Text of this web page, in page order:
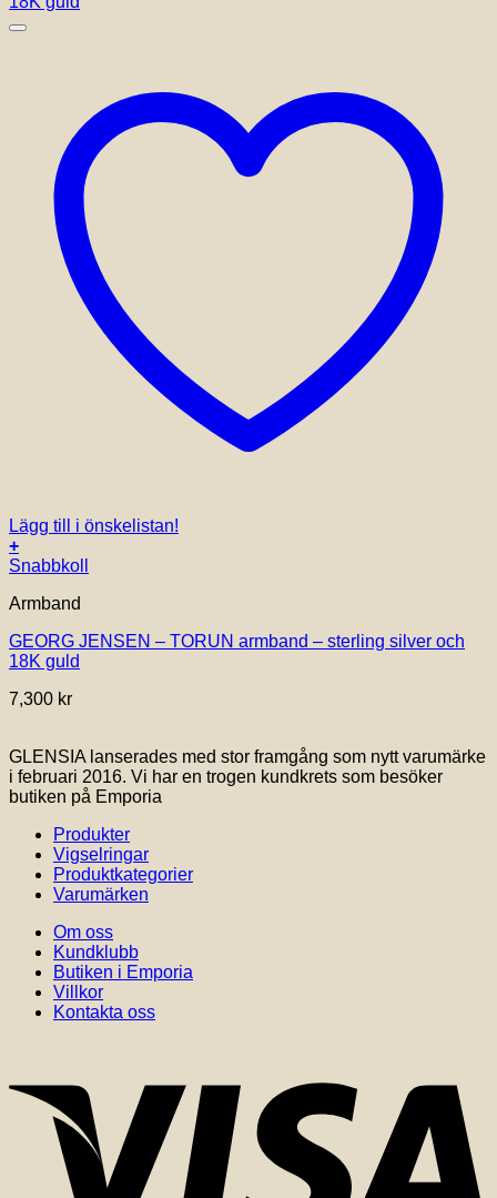
Lägg till i önskelistan!
+
Den
produkten
flera
varianter.
olika
väljas
på
produktsidan
Snabbkoll
Armband
GEORG JENSEN – TORUN armband – sterling silver och
18K guld
7,300 kr
GLENSIA lanserades med stor framgång som nytt varumärke
i februari 2016. Vi har en trogen kundkrets som besöker
butiken på Emporia
Produkter
Vigselringar
Produktkategorier
Varumärken
Om oss
Kundklubb
Butiken i Emporia
Villkor
Kontakta oss